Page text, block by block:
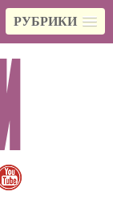
РУБРИКИ